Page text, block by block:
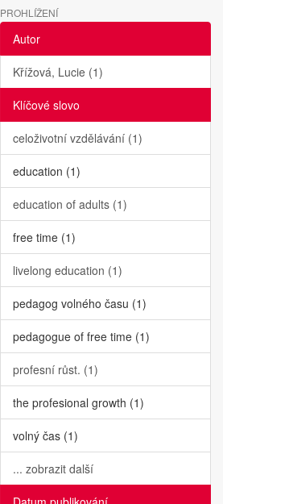
PROHLÍŽENÍ
Autor
Křížová, Lucie (1)
Klíčové slovo
celoživotní vzdělávání (1)
education (1)
education of adults (1)
free time (1)
livelong education (1)
pedagog volného času (1)
pedagogue of free time (1)
profesní růst. (1)
the profesional growth (1)
volný čas (1)
... zobrazit další